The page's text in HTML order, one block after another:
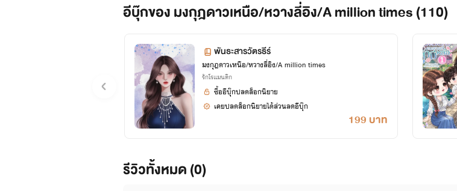
อีบุ๊กของ มงกุฎดาวเหนือ/หวางลี่อิง/A million times (110)
พันธะสารวัตรธีร์
มงกุฎดาวเหนือ/หวางลี่อิง/A million times
รักโรแมนติก
199 บาท
ซื้ออีบุ๊กปลดล็อกนิยาย
เคยปลดล็อกนิยายได้ส่วนลดอีบุ๊ก
รีวิวทั้งหมด (0)